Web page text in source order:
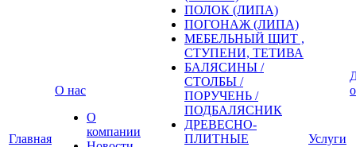
Главная
О нас
О
компании
ПОЛОК (ЛИПА)
ПОГОНАЖ (ЛИПА)
МЕБЕЛЬНЫЙ ЩИТ ,
СТУПЕНИ, ТЕТИВА
БАЛЯСИНЫ /
СТОЛБЫ /
ПОРУЧЕНЬ /
ПОДБАЛЯСНИК
ДРЕВЕСНО-
ПЛИТНЫЕ
Услуги